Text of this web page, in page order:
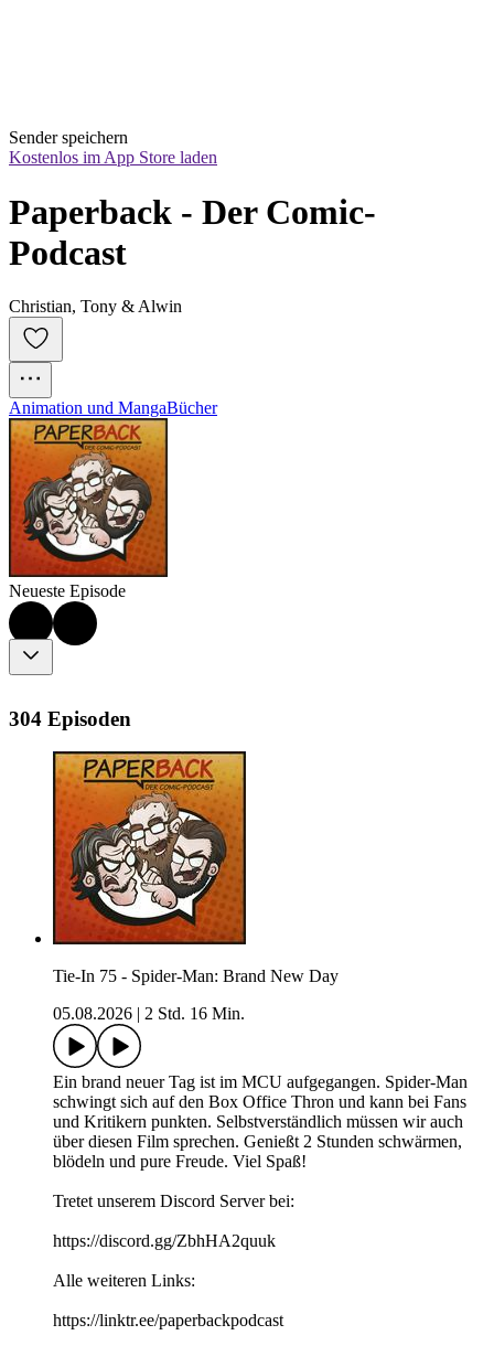
Sender speichern
Kostenlos im App Store laden
Paperback - Der Comic-
Podcast
Christian, Tony & Alwin
Animation und MangaBücher
Neueste Episode
304 Episoden
Tie-In 75 - Spider-Man: Brand New Day
05.08.2026
2 Std. 16 Min.
Ein brand neuer Tag ist im MCU aufgegangen. Spider-Man
schwingt sich auf den Box Office Thron und kann bei Fans
und Kritikern punkten. Selbstverständlich müssen wir auch
über diesen Film sprechen. Genießt 2 Stunden schwärmen,
blödeln und pure Freude. Viel Spaß!
Tretet unserem Discord Server bei:
https://discord.gg/ZbhHA2quuk
Alle weiteren Links:
https://linktr.ee/paperbackpodcast